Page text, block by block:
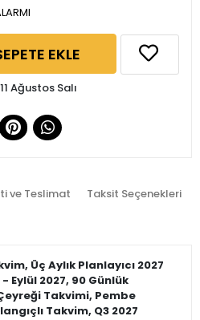
SEPETE EKLE
Ağustos Salı
ve Teslimat Taksit Seçenekleri
Üç Aylık Planlayıcı 2027
Eylül 2027, 90 Günlük
Takvimi, Pembe
Takvim, Q3 2027